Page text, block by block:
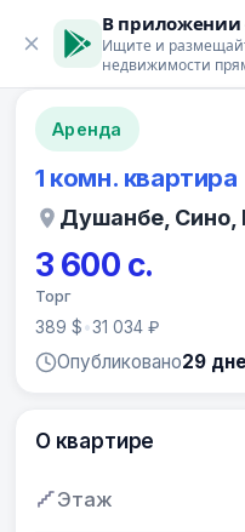
В приложении
Ищите и
недвижимости
Аренда
1 комн. квартира
Душанбе, Сино,
3 600 с.
Торг
389 $•31 034 ₽
Опубликовано29
О квартире
Этаж